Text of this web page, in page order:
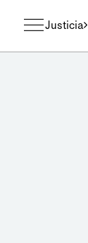
Justicia